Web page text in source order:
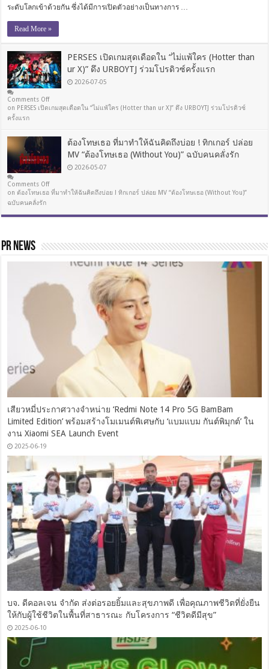
ระดับโลกเข้าด้วยกัน ซึ่งได้มีการเปิดตัวอย่างเป็นทางการ …
Read More »
PERSES เปิดเกมสุดเดือดใน “ไม่แพ้ใคร (Hotter than
ur X)” ดึง URBOYTJ ร่วมโปรดิวซ์ครั้งแรก
2026-07-05
Comments Off
on PERSES เปิดเกมสุดเดือดใน “ไม่แพ้ใคร (Hotter than ur X)” ดึง URBOYTJ ร่วมโปรดิวซ์
ครั้งแรก
ต้องโทษเธอ ที่มาทำให้ฉันคิดถึงบ่อย ! ทิกเกอร์ ปล่อย
MV “ต้องโทษเธอ (Without You)” ฉบับคนคลั่งรัก
2026-05-07
Comments Off
on ต้องโทษเธอ ที่มาทำให้ฉันคิดถึงบ่อย ! ทิกเกอร์ ปล่อย MV “ต้องโทษเธอ (Without You)”
ฉบับคนคลั่งรัก
PR NEWS
เสียวหมี่ประกาศวางจำหน่าย ‘Redmi Note 14 Pro 5G BamBam
Limited Edition’ พร้อมสร้างโมเมนต์พิเศษกับ ‘แบมแบม กันต์พิมุกต์’ ใน
งาน Xiaomi SEA Launch Event
2025-06-19
บจ. ดีคอลเจน จำกัด ส่งต่อรอยยิ้มและสุขภาพดี เพื่อคุณภาพชีวิตที่ยั่งยืน
ให้กับผู้ใช้ชีวิตในพื้นที่สาธารณะ กับโครงการ “ชีวิตดีมีสุข”
2025-06-10